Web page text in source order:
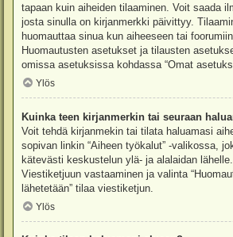
tapaan kuin aiheiden tilaaminen. Voit saada
josta sinulla on kirjanmerkki päivittyy.
huomauttaa sinua kun aiheeseen tai
Huomautusten asetukset ja tilausten
omissa asetuksissa kohdassa “Omat
Ylös
Kuinka teen kirjanmerkin tai seuraan
Voit tehdä kirjanmekin tai tilata haluamasi
sopivan linkin “Aiheen työkalut” -valikossa,
kätevästi keskustelun ylä- ja alalaidan lähelle.
Viestiketjuun vastaaminen ja valinta
lähetetään” tilaa viestiketjun.
Ylös